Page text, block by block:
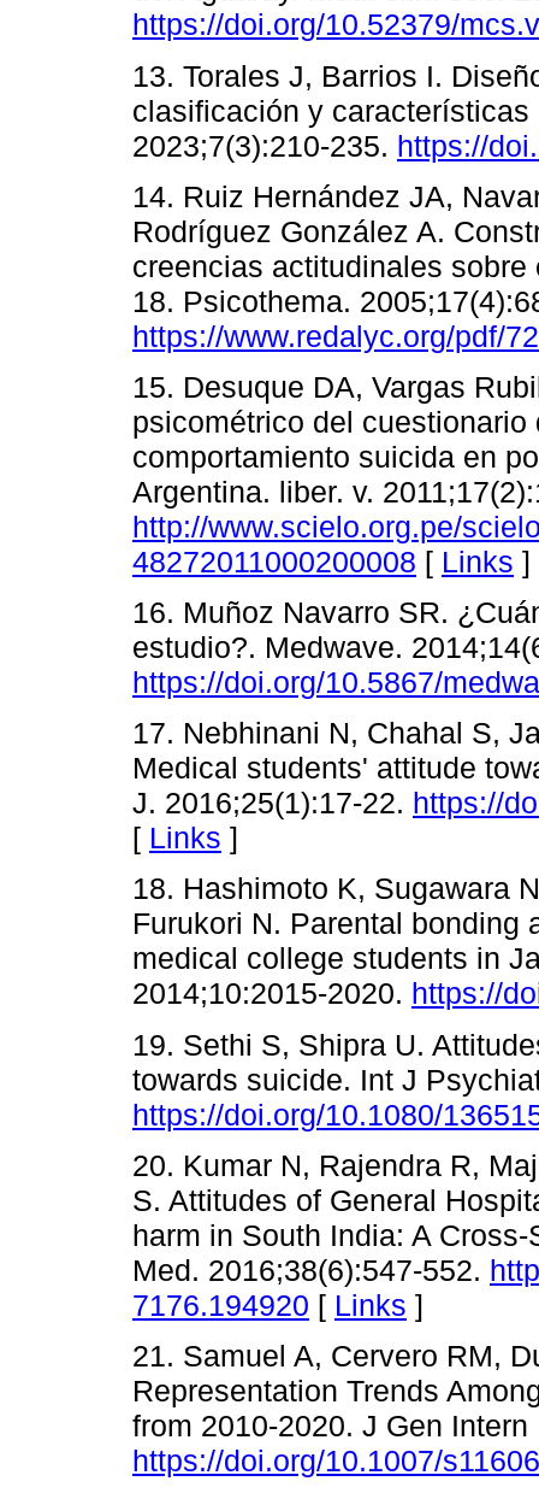
https://doi.org/10.52379/
13. Torales J, Barrios I.
clasificación y
2023;7(3):210-235. https://
14. Ruiz Hernández JA,
Rodríguez González A.
creencias actitudinales
18. Psicothema.
https://www.redalyc.org/pdf/
15. Desuque DA, Vargas
psicométrico del
comportamiento suicida en
Argentina. liber. v.
http://www.scielo.org.pe/
48272011000200008 [ Links ]
16. Muñoz Navarro SR.
estudio?. Medwave.
https://doi.org/10.5867/
17. Nebhinani N, Chahal S,
Medical students' attitude
J. 2016;25(1):17-22. https://
[ Links ]
18. Hashimoto K, Sugawara
Furukori N. Parental bonding
medical college students in
2014;10:2015-2020. https://
19. Sethi S, Shipra U.
towards suicide. Int J
https://doi.org/10.1080/
20. Kumar N, Rajendra R,
S. Attitudes of General
harm in South India: A
Med. 2016;38(6):547-552.
7176.194920 [ Links ]
21. Samuel A, Cervero RM,
Representation Trends
from 2010-2020. J Gen
https://doi.org/10.1007/